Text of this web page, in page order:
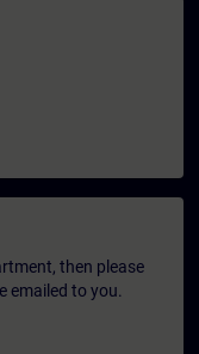
then please
emailed to you.